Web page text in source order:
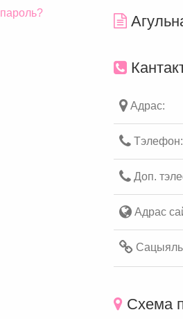
Адрас:
Тэлефон:
Доп.
Адрас
Схема